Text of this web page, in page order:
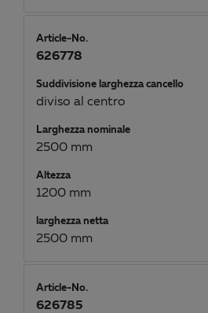
Article-No.
626778
Suddivisione larghezza cancello
diviso al centro
Larghezza nominale
2500 mm
Altezza
1200 mm
larghezza netta
2500 mm
Article-No.
626785